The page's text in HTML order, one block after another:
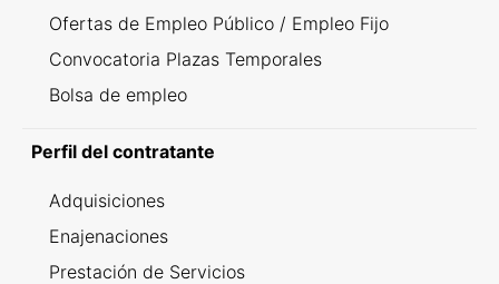
Ofertas de Empleo Público / Empleo Fijo
Convocatoria Plazas Temporales
Bolsa de empleo
Perfil del contratante
Adquisiciones
Enajenaciones
Prestación de Servicios